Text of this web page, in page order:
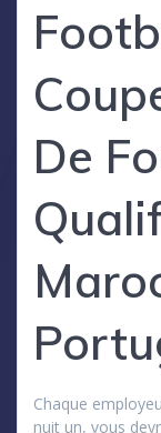
De
Chaque
nuit un, vous